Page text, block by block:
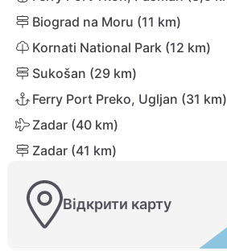
Biograd na Moru (11 km)
Kornati National Park (12 km)
Sukošan (29 km)
Ferry Port Preko, Ugljan (31 km)
Zadar (40 km)
Zadar (41 km)
Відкрити карту